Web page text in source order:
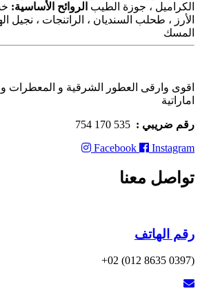
الكراميل ، جوزة الطيب الروائح الأساسية:
الأرز ، طحلب السنديان ، الراتنجات ، نجيل
المسك
اقوى وارقى العطور الشرقية و المعطرات و
اماراتية
رقم ضريبي :
Facebook
Instagram
تواصل معنا
رقم الهاتف
(0397 8635 012) 02+